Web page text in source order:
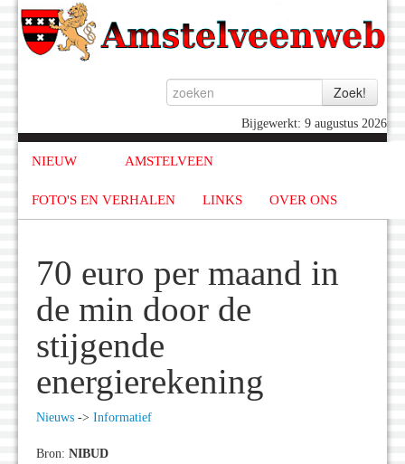
Bijgewerkt: 9 augustus 2026
NIEUW AMSTELVEEN
FOTO'S EN VERHALEN LINKS OVER ONS
70 euro per maand in
de min door de
stijgende
energierekening
Nieuws -> Informatief
Bron: NIBUD